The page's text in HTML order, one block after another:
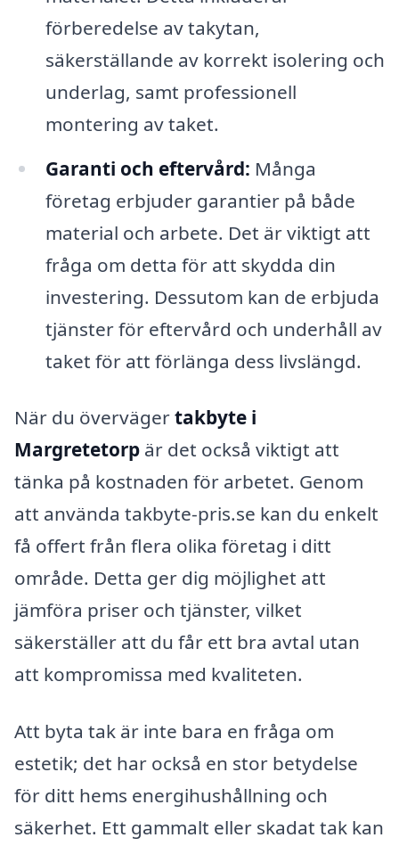
förberedelse av takytan,
säkerställande av korrekt isolering och
underlag, samt professionell
montering av taket.
Garanti och eftervård: Många
företag erbjuder garantier på både
material och arbete. Det är viktigt att
fråga om detta för att skydda din
investering. Dessutom kan de erbjuda
tjänster för eftervård och underhåll av
taket för att förlänga dess livslängd.
När du övervägertakbyte i
Margretetorp är det också viktigt att
tänka på kostnaden för arbetet. Genom
att använda takbyte-pris.se kan du enkelt
få offert från flera olika företag i ditt
område. Detta ger dig möjlighet att
jämföra priser och tjänster, vilket
säkerställer att du får ett bra avtal utan
att kompromissa med kvaliteten.
Att byta tak är inte bara en fråga om
estetik; det har också en stor betydelse
för ditt hems energihushållning och
säkerhet. Ett gammalt eller skadat tak kan